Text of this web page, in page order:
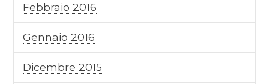
Febbraio 2016
Gennaio 2016
Dicembre 2015